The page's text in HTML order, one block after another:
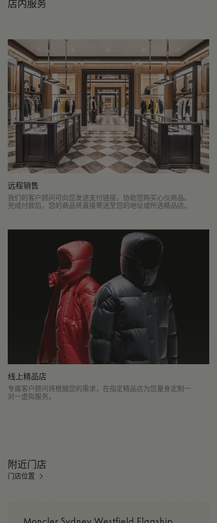
店内服务
远程销售
我们的客户顾问可向您发送支付链接，协助您购买心仪商品。
完成付款后，您的商品将直接寄送至您的地址或所选精品店。
线上精品店
专属客户顾问将根据您的需求，在指定精品店为您量身定制一
对一虚拟服务。
附近门店
门店位置